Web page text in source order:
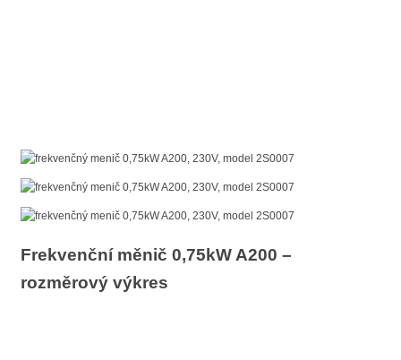
Frekvenční měnič 0,75kW A200 –
rozměrový výkres